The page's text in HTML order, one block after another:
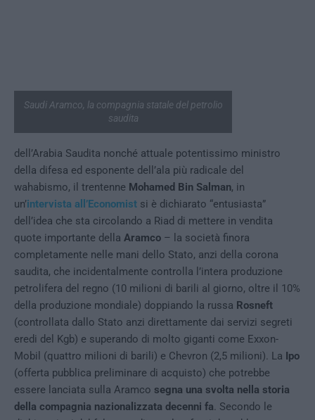
Saudi Aramco, la compagnia statale del petrolio
saudita
dell’Arabia Saudita nonché attuale potentissimo ministro
della difesa ed esponente dell’ala più radicale del
wahabismo, il trentenne Mohamed Bin Salman, in
un’intervista all’Economist si è dichiarato “entusiasta”
dell’idea che sta circolando a Riad di mettere in vendita
quote importante della Aramco – la società finora
completamente nelle mani dello Stato, anzi della corona
saudita, che incidentalmente controlla l’intera produzione
petrolifera del regno (10 milioni di barili al giorno, oltre il 10%
della produzione mondiale) doppiando la russa Rosneft
(controllata dallo Stato anzi direttamente dai servizi segreti
eredi del Kgb) e superando di molto giganti come Exxon-
Mobil (quattro milioni di barili) e Chevron (2,5 milioni). La Ipo
(offerta pubblica preliminare di acquisto) che potrebbe
essere lanciata sulla Aramco segna una svolta nella storia
della compagnia nazionalizzata decenni fa. Secondo le